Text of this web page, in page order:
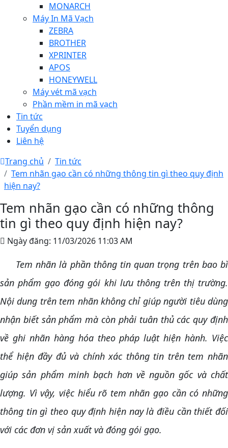
MONARCH
Máy In Mã Vạch
ZEBRA
BROTHER
XPRINTER
APOS
HONEYWELL
Máy vét mã vạch
Phần mềm in mã vạch
Tin tức
Tuyển dụng
Liên hệ
Trang chủ
Tin tức
Tem nhãn gạo cần có những thông tin gì theo quy định
hiện nay?
Tem nhãn gạo cần có những thông
tin gì theo quy định hiện nay?
Ngày đăng: 11/03/2026 11:03 AM
Tem nhãn là phần thông tin quan trọng trên bao bì
sản phẩm gạo đóng gói khi lưu thông trên thị trường.
Nội dung trên tem nhãn không chỉ giúp người tiêu dùng
nhận biết sản phẩm mà còn phải tuân thủ các quy định
về ghi nhãn hàng hóa theo pháp luật hiện hành. Việc
thể hiện đầy đủ và chính xác thông tin trên tem nhãn
giúp sản phẩm minh bạch hơn về nguồn gốc và chất
lượng. Vì vậy, việc hiểu rõ tem nhãn gạo cần có những
thông tin gì theo quy định hiện nay là điều cần thiết đối
với các đơn vị sản xuất và đóng gói gạo.